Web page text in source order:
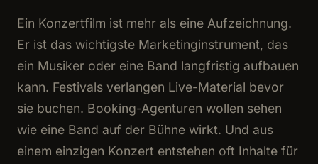
Ein Konzertfilm ist mehr als eine Aufzeichnung.
Er ist das wichtigste Marketinginstrument, das
ein Musiker oder eine Band langfristig aufbauen
kann. Festivals verlangen Live-Material bevor
sie buchen. Booking-Agenturen wollen sehen
wie eine Band auf der Bühne wirkt. Und aus
einem einzigen Konzert entstehen oft Inhalte für